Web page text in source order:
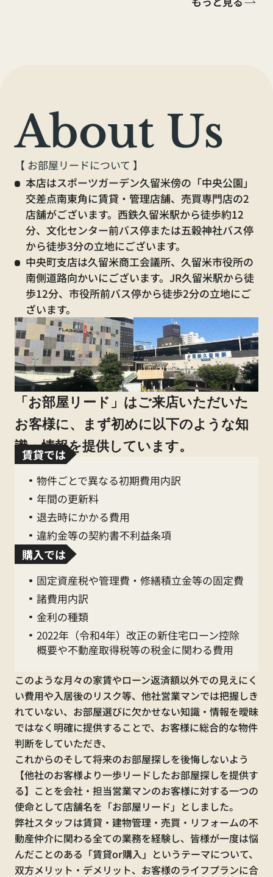
水漏れ・不具合等の緊急時連絡先
0120-410-554
【休業中の電話窓口】
賃貸に関するお問合せ
080-9444-8304
水漏れ・不具合等の緊急時連絡先
080-7631-6537
売買に関するお問合せ
070-3209-4152
2026.05.01
。+ GW休業のお知らせ
平素は格別のご高配を賜り、厚く御礼申し上げ
ます。
誠に勝手ながら、下記日程においてGW
為、休業となります。
休 業 期 間
2026年5月2日（土）～5
6日（水）
（全店舗）
【くらしーど24ご加入のお客様】
水漏れ・不具合等の緊急時連絡先
0120-410-554
About Us
【 お部屋リードについて 】
本店はスポーツガーデン久留米傍の「中央公園」
交差点南東角に賃貸・管理店舗、売買専門店の2
店舗がございます。西鉄久留米駅から徒歩約12
分、文化センター前バス停または五穀神社バス停
から徒歩3分の立地にございます。
中央町支店は久留米商工会議所、久留米市役所の
南側道路向かいにございます。JR久留米駅から徒
歩12分、市役所前バス停から徒歩2分の立地にご
ざいます。
「お部屋リード」はご来店いただいた
お客様に、まず初めに以下のような知
識・情報を提供しています。
賃貸では
物件ごとで異なる初期費用内訳
年間の更新料
退去時にかかる費用
違約金等の契約書不利益条項
購入では
固定資産税や管理費・修繕積立金等の固定費
諸費用内訳
金利の種類
2022年（令和4年）改正の新住宅ローン控除
概要や不動産取得税等の税金に関わる費用
このような月々の家賃やローン返済額以外での見えにく
い費用や入居後のリスク等、他社営業マンでは把握しき
れていない、お部屋選びに欠かせない知識・情報を曖昧
ではなく明確に提供することで、お客様に総合的な物件
判断をしていただき、
これからのそして将来のお部屋探しを後悔しないよう
【他社のお客様より一歩リードしたお部屋探しを提供す
る】ことを会社・担当営業マンのお客様に対する一つの
使命として店舗名を「お部屋リード」としました。
弊社スタッフは賃貸・建物管理・売買・リフォームの不
動産仲介に関わる全ての業務を経験し、皆様が一度は悩
んだことのある「賃貸or購入」というテーマについて、
双方メリット・デメリット、お客様のライフプランに合